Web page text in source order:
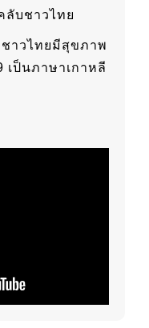
บชาวไทย
าวไทยมีสุขภาพ
ป็นภาษาเกาหลี